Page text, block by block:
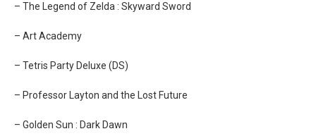
– The Legend of Zelda : Skyward Sword
– Art Academy
– Tetris Party Deluxe (DS)
– Professor Layton and the Lost Future
– Golden Sun : Dark Dawn